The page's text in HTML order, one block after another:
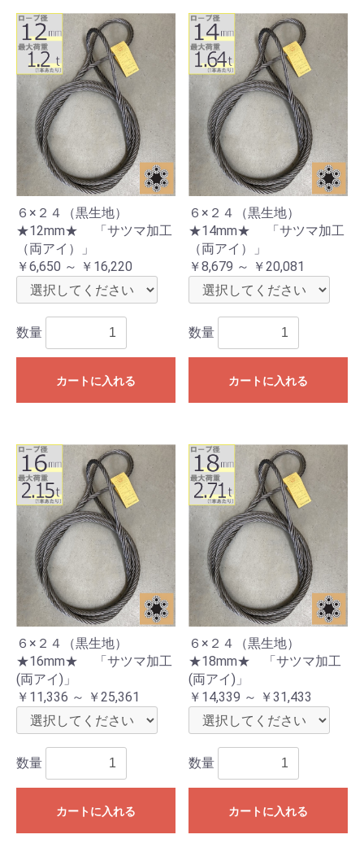
６×２４（黒生地）
★12mm★ 「サツマ加工
（両アイ）」
￥6,650 ～ ￥16,220
数量
カートに入れる
６×２４（黒生地）
★14mm★ 「サツマ加工
（両アイ）」
￥8,679 ～ ￥20,081
数量
カートに入れる
６×２４（黒生地）
★16mm★ 「サツマ加工
(両アイ)」
￥11,336 ～ ￥25,361
数量
カートに入れる
６×２４（黒生地）
★18mm★ 「サツマ加工
(両アイ)」
￥14,339 ～ ￥31,433
数量
カートに入れる